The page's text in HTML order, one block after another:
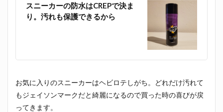
スニーカーの防水はCREPで決ま
り。汚れも保護できるから
お気に入りのスニーカーはヘビロテしがち。どれだけ汚れて
もジェイソンマークだと綺麗になるので買った時の喜びが戻
ってきます。